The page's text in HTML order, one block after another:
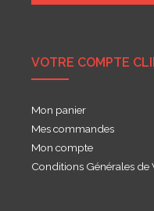
VOTRE COMPTE
Mon panier
Mes commandes
Mon compte
Conditions Générales de